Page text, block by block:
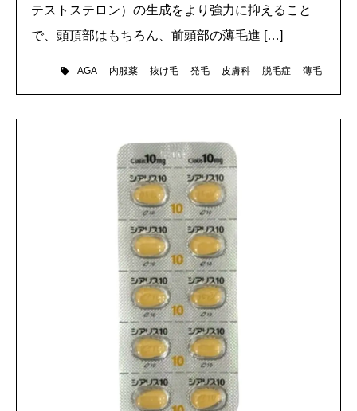
テストステロン）の生成をより強力に抑えること
で、頭頂部はもちろん、前頭部の薄毛進 […]
AGA 内服薬 抜け毛 発毛 皮膚科 脱毛症 薄毛